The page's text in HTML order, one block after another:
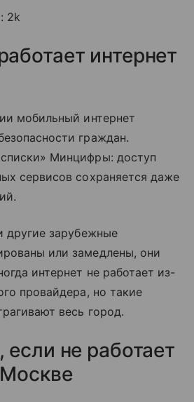
2k
интернет
мобильный интернет
граждан.
Минцифры: доступ
сервисов сохраняется даже
другие зарубежные
или замедлены, они
интернет не работает из-
провайдера, но такие
весь город.
если не работает